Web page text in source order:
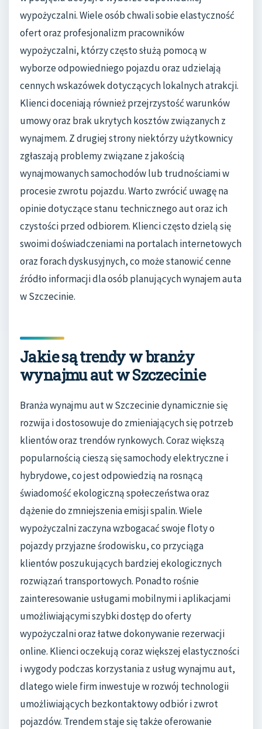
wypożyczalni. Wiele osób chwali sobie elastyczność
ofert oraz profesjonalizm pracowników
wypożyczalni, którzy często służą pomocą w
wyborze odpowiedniego pojazdu oraz udzielają
cennych wskazówek dotyczących lokalnych atrakcji.
Klienci doceniają również przejrzystość warunków
umowy oraz brak ukrytych kosztów związanych z
wynajmem. Z drugiej strony niektórzy użytkownicy
zgłaszają problemy związane z jakością
wynajmowanych samochodów lub trudnościami w
procesie zwrotu pojazdu. Warto zwrócić uwagę na
opinie dotyczące stanu technicznego aut oraz ich
czystości przed odbiorem. Klienci często dzielą się
swoimi doświadczeniami na portalach internetowych
oraz forach dyskusyjnych, co może stanowić cenne
źródło informacji dla osób planujących wynajem auta
w Szczecinie.
Jakie są trendy w branży
wynajmu aut w Szczecinie
Branża wynajmu aut w Szczecinie dynamicznie się
rozwija i dostosowuje do zmieniających się potrzeb
klientów oraz trendów rynkowych. Coraz większą
popularnością cieszą się samochody elektryczne i
hybrydowe, co jest odpowiedzią na rosnącą
świadomość ekologiczną społeczeństwa oraz
dążenie do zmniejszenia emisji spalin. Wiele
wypożyczalni zaczyna wzbogacać swoje floty o
pojazdy przyjazne środowisku, co przyciąga
klientów poszukujących bardziej ekologicznych
rozwiązań transportowych. Ponadto rośnie
zainteresowanie usługami mobilnymi i aplikacjami
umożliwiającymi szybki dostęp do oferty
wypożyczalni oraz łatwe dokonywanie rezerwacji
online. Klienci oczekują coraz większej elastyczności
i wygody podczas korzystania z usług wynajmu aut,
dlatego wiele firm inwestuje w rozwój technologii
umożliwiających bezkontaktowy odbiór i zwrot
pojazdów. Trendem staje się także oferowanie